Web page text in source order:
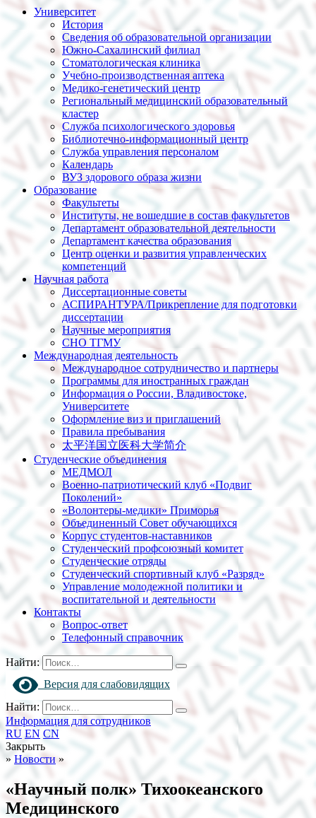
Университет
История
Сведения об образовательной организации
Южно-Сахалинский филиал
Стоматологическая клиника
Учебно-производственная аптека
Медико-генетический центр
Региональный медицинский образовательный
кластер
Служба психологического здоровья
Библиотечно-информационный центр
Служба управления персоналом
Календарь
ВУЗ здорового образа жизни
Образование
Факультеты
Институты, не вошедшие в состав факультетов
Департамент образовательной деятельности
Департамент качества образования
Центр оценки и развития управленческих
компетенций
Научная работа
Диссертационные советы
АСПИРАНТУРА/Прикрепление для подготовки
диссертации
Научные мероприятия
СНО ТГМУ
Международная деятельность
Международное сотрудничество и партнеры
Программы для иностранных граждан
Информация о России, Владивостоке,
Университете
Оформление виз и приглашений
Правила пребывания
太平洋国立医科大学简介
Студенческие объединения
МЕДМОЛ
Военно-патриотический клуб «Подвиг
Поколений»
«Волонтеры-медики» Приморья
Объединенный Совет обучающихся
Корпус студентов-наставников
Студенческий профсоюзный комитет
Студенческие отряды
Студенческий спортивный клуб «Разряд»
Управление молодежной политики и
воспитательной и деятельности
Контакты
Вопрос-ответ
Телефонный справочник
Найти:
Версия для слабовидящих
Найти:
Информация для сотрудников
RU EN CN
Закрыть
» Новости »
«Научный полк» Тихоокеанского
Медицинского